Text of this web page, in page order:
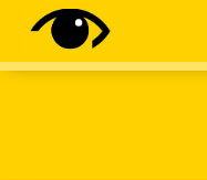
Diese Webseite
Tracking-Tools ein.